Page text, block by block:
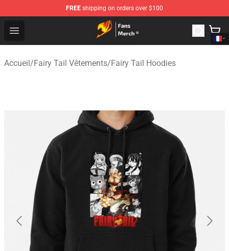
FREE shipping on orders over $100
Open menu
Fairy Tail Store - Official Fairy Tail Merchandise Shop
Accueil/Fairy Tail Vêtements/Fairy Tail Hoodies